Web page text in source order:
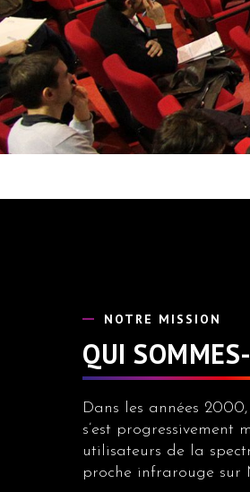
NOTRE MISSION
QUI
Dans les années
s’est progressivement
utilisateurs de la
proche infrarouge sur